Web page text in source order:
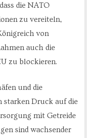
die NATO
zu vereiteln,
von
auch die
zu blockieren.
und die
starken Druck auf die
mit Getreide
sind wachsender